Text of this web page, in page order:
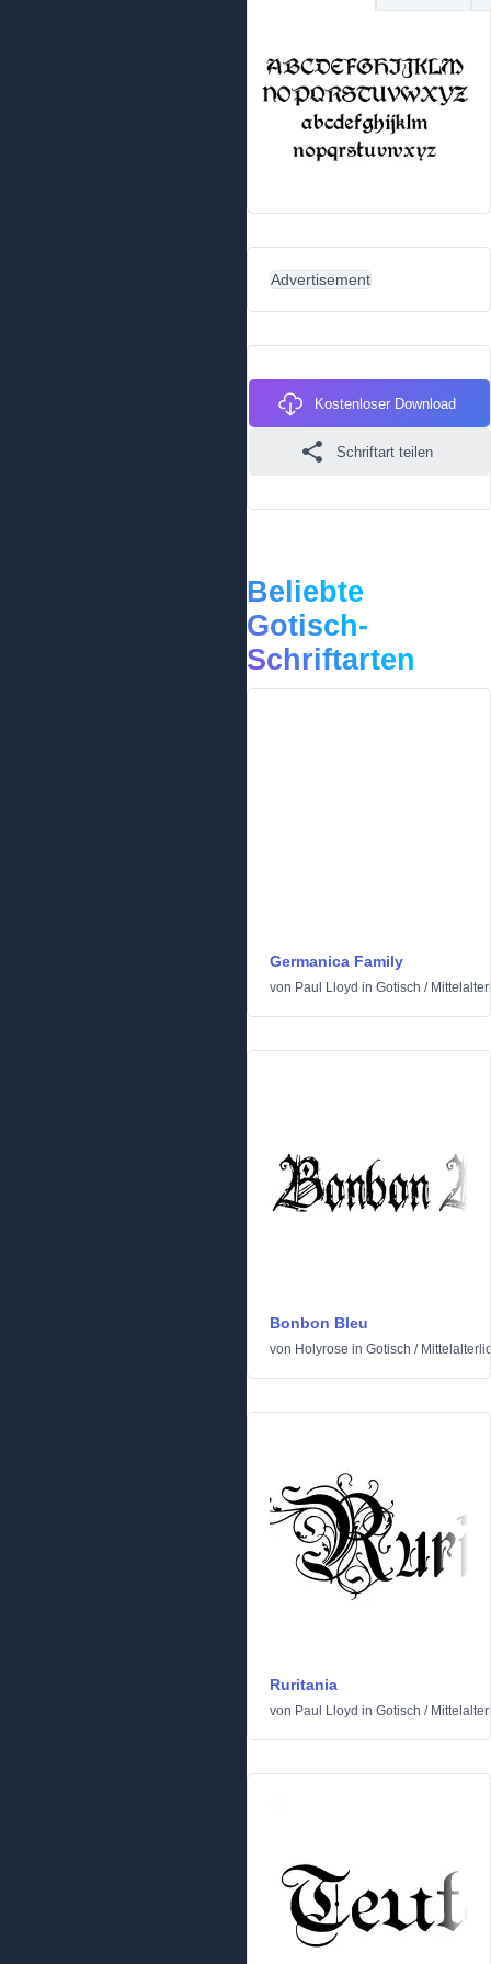
Advertisement
Kostenloser Download
Schriftart teilen
Beliebte
Gotisch-
Schriftarten
Germanica Family
von Paul Lloyd in Gotisch /
Bonbon Bleu
von Holyrose in Gotisch /
Ruritania
von Paul Lloyd in Gotisch /